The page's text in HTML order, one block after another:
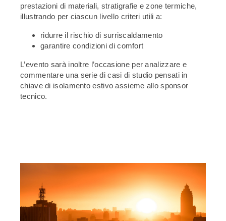
prestazioni di materiali, stratigrafie e zone termiche,
illustrando per ciascun livello criteri utili a:
ridurre il rischio di surriscaldamento
garantire condizioni di comfort
L’evento sarà inoltre l’occasione per analizzare e
commentare una serie di casi di studio pensati in
chiave di isolamento estivo assieme allo sponsor
tecnico.